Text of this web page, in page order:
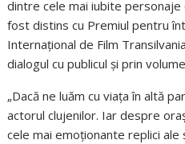
dintre cele mai iubite
fost distins cu Premiul pentru
Internațional de Film
dialogul cu publicul și prin
„Dacă ne luăm cu viața în altă
actorul clujenilor. Iar despre
cele mai emoționante replici ale